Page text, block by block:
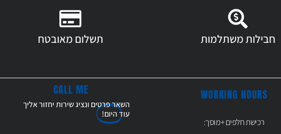
חבילות משתלמות תשלום מאובטח
WORKING HOURS
רכישת חלפים +מוסך:
CALL ME
השאר פרטים ונציג שירות יחזור אליך
עודהיום!